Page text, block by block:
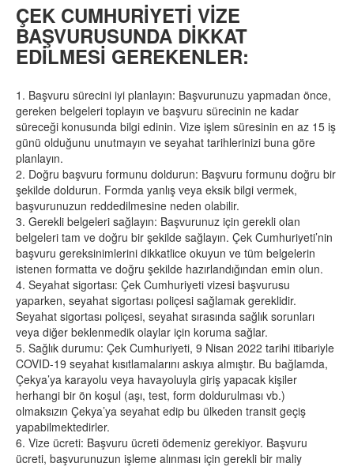
ÇEK CUMHURİYETİ VİZE
BAŞVURUSUNDA DİKKAT
EDİLMESİ GEREKENLER:
1. Başvuru sürecini iyi planlayın: Başvurunuzu yapmadan önce,
gereken belgeleri toplayın ve başvuru sürecinin ne kadar
süreceği konusunda bilgi edinin. Vize işlem süresinin en az 15 iş
günü olduğunu unutmayın ve seyahat tarihlerinizi buna göre
planlayın.
2. Doğru başvuru formunu doldurun: Başvuru formunu doğru bir
şekilde doldurun. Formda yanlış veya eksik bilgi vermek,
başvurunuzun reddedilmesine neden olabilir.
3. Gerekli belgeleri sağlayın: Başvurunuz için gerekli olan
belgeleri tam ve doğru bir şekilde sağlayın. Çek Cumhuriyeti’nin
başvuru gereksinimlerini dikkatlice okuyun ve tüm belgelerin
istenen formatta ve doğru şekilde hazırlandığından emin olun.
4. Seyahat sigortası: Çek Cumhuriyeti vizesi başvurusu
yaparken, seyahat sigortası poliçesi sağlamak gereklidir.
Seyahat sigortası poliçesi, seyahat sırasında sağlık sorunları
veya diğer beklenmedik olaylar için koruma sağlar.
5. Sağlık durumu: Çek Cumhuriyeti, 9 Nisan 2022 tarihi itibariyle
COVID-19 seyahat kısıtlamalarını askıya almıştır. Bu bağlamda,
Çekya’ya karayolu veya havayoluyla giriş yapacak kişiler
herhangi bir ön koşul (aşı, test, form doldurulması vb.)
olmaksızın Çekya’ya seyahat edip bu ülkeden transit geçiş
yapabilmektedirler.
6. Vize ücreti: Başvuru ücreti ödemeniz gerekiyor. Başvuru
ücreti, başvurunuzun işleme alınması için gerekli bir maliy